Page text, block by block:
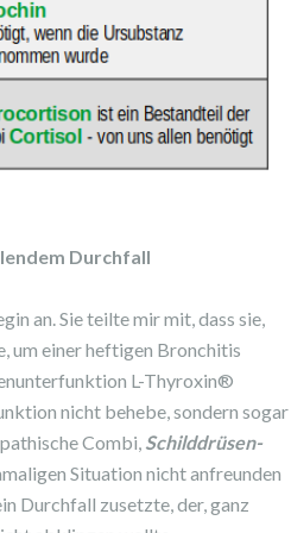
Durchfall
an. Sie teilte mir mit, dass sie,
um einer heftigen Bronchitis
L-Thyroxin®
nicht behebe, sondern sogar
Combi, Schilddrüsen-
Situation nicht anfreunden
Durchfall zusetzte, der, ganz